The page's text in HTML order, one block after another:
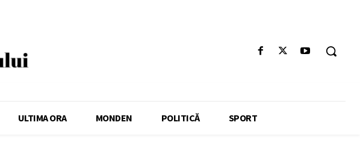
ULTIMA ORA MONDEN POLITICĂ SPORT